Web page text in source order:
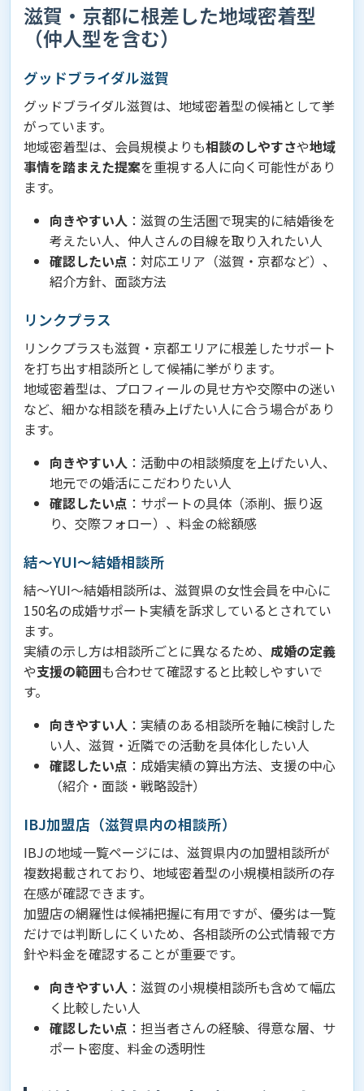
滋賀・京都に根差した地域密着型
（仲人型を含む）
グッドブライダル滋賀
グッドブライダル滋賀は、地域密着型の候補として挙
がっています。
地域密着型は、会員規模よりも相談のしやすさや地域
事情を踏まえた提案を重視する人に向く可能性があり
ます。
向きやすい人 ：滋賀の生活圏で現実的に結婚後を
考えたい人、仲人さんの目線を取り入れたい人
確認したい点 ：対応エリア（滋賀・京都など）、
紹介方針、面談方法
リンクプラス
リンクプラスも滋賀・京都エリアに根差したサポート
を打ち出す相談所として候補に挙がります。
地域密着型は、プロフィールの見せ方や交際中の迷い
など、細かな相談を積み上げたい人に合う場合があり
ます。
向きやすい人 ：活動中の相談頻度を上げたい人、
地元での婚活にこだわりたい人
確認したい点 ：サポートの具体（添削、振り返
り、交際フォロー）、料金の総額感
結〜YUI〜結婚相談所
結〜YUI〜結婚相談所は、滋賀県の女性会員を中心に
150名の成婚サポート実績を訴求しているとされてい
ます。
実績の示し方は相談所ごとに異なるため、 成婚の定義
や支援の範囲も合わせて確認すると比較しやすいで
す。
向きやすい人 ：実績のある相談所を軸に検討した
い人、滋賀・近隣での活動を具体化したい人
確認したい点 ：成婚実績の算出方法、支援の中心
（紹介・面談・戦略設計）
IBJ加盟店（滋賀県内の相談所）
IBJの地域一覧ページには、滋賀県内の加盟相談所が
複数掲載されており、地域密着型の小規模相談所の存
在感が確認できます。
加盟店の網羅性は候補把握に有用ですが、優劣は一覧
だけでは判断しにくいため、各相談所の公式情報で方
針や料金を確認することが重要です。
向きやすい人 ：滋賀の小規模相談所も含めて幅広
く比較したい人
確認したい点 ：担当者さんの経験、得意な層、サ
ポート密度、料金の透明性